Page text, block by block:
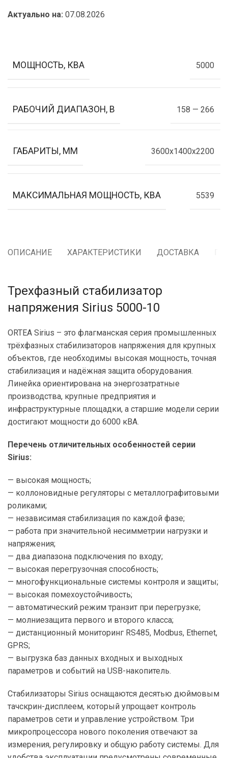
Актуально на: 07.08.2026
МОЩНОСТЬ, КВА 5000
РАБОЧИЙ ДИАПАЗОН, В 158 — 266
ГАБАРИТЫ, ММ 3600x1400x2200
МАКСИМАЛЬНАЯ МОЩНОСТЬ, КВА 5539
ОПИСАНИЕ ХАРАКТЕРИСТИКИ ДОСТАВКА
Трехфазный стабилизатор
напряжения Sirius 5000-10
ORTEA Sirius – это флагманская серия промышленных
трёхфазных стабилизаторов напряжения для крупных
объектов, где необходимы высокая мощность, точная
стабилизация и надёжная защита оборудования.
Линейка ориентирована на энергозатратные
производства, крупные предприятия и
инфраструктурные площадки, а старшие модели серии
достигают мощности до 6000 кВА.
Перечень отличительных особенностей серии
Sirius:
— высокая мощность;
— коллоновидные регуляторы с металлографитовыми
роликами;
— независимая стабилизация по каждой фазе;
— работа при значительной несимметрии нагрузки и
напряжения;
— два диапазона подключения по входу;
— высокая перегрузочная способность;
— многофункциональные системы контроля и защиты;
— высокая помехоустойчивость;
— автоматический режим транзит при перегрузке;
— молниезащита первого и второго класса;
— дистанционный мониторинг RS485, Modbus, Ethernet,
GPRS;
— выгрузка баз данных входных и выходных
параметров и событий на USB-накопитель.
Стабилизаторы Sirius оснащаются десятью дюймовым
тачскрин-дисплеем, который упрощает контроль
параметров сети и управление устройством. Три
микропроцессора нового поколения отвечают за
измерения, регулировку и общую работу системы. Для